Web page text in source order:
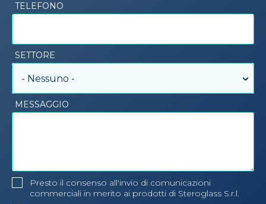
TELEFONO
SETTORE
- Nessuno -
MESSAGGIO
Presto il consenso all'invio di comunicazioni
commerciali in merito ai prodotti di Steroglass S.r.l.